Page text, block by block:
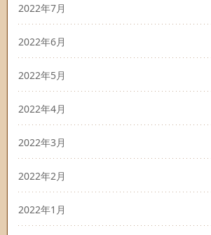
2022年7月
2022年6月
2022年5月
2022年4月
2022年3月
2022年2月
2022年1月